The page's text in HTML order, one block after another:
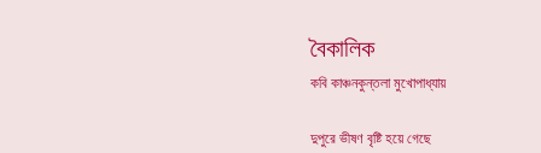
বৈকালিক
কবি কাঞ্চনকুন্তলা মুখোপাধ্যায়
দুপুরে ভীষণ বৃষ্টি হয়ে গেছে